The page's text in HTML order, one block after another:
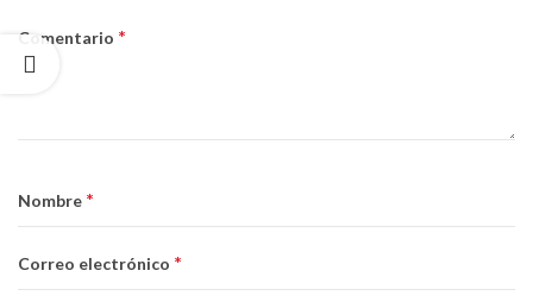
Comentario *
Nombre *
Correo electrónico *